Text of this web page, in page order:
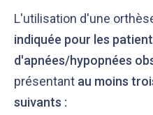
L'utilisation d'une
indiquée pour les
d'apnées/hypopnées
présentant au moins
suivants :